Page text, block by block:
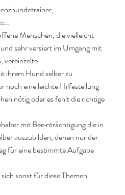
Menschen, die vielleicht
sehr versiert im Umgang mit
vereinzelte
ihrem Hund selber zu
noch eine leichte Hilfestellung
nötig oder es fehlt die richtige
mit Beeinträchtigung die in
auszubilden, denen nur der
für eine bestimmte Aufgabe
sonst für diese Themen